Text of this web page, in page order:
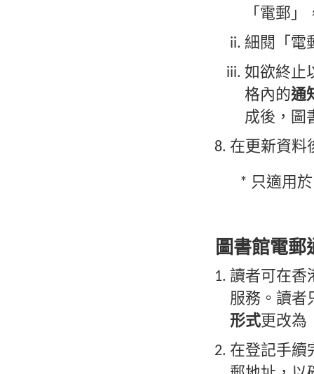
「電郵
細閱「電
如欲終止
格內的通
成後，圖
在更新資料
* 只適用於
圖書館電郵
讀者可在香
服務。讀者
形式更改為
在登記手續